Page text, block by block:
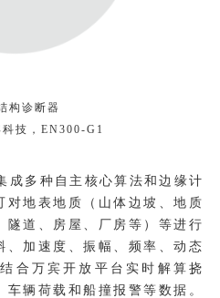
构诊断器
技 ，EN300-G1
成多种自主核心算法和边缘计
对地表地质（山体边坡、地质
隧道、房屋、厂房等）等进行
、加速度、振幅、频率、动态
合万宾开放平台实时解算挠
辆荷载和船撞报警等数据。